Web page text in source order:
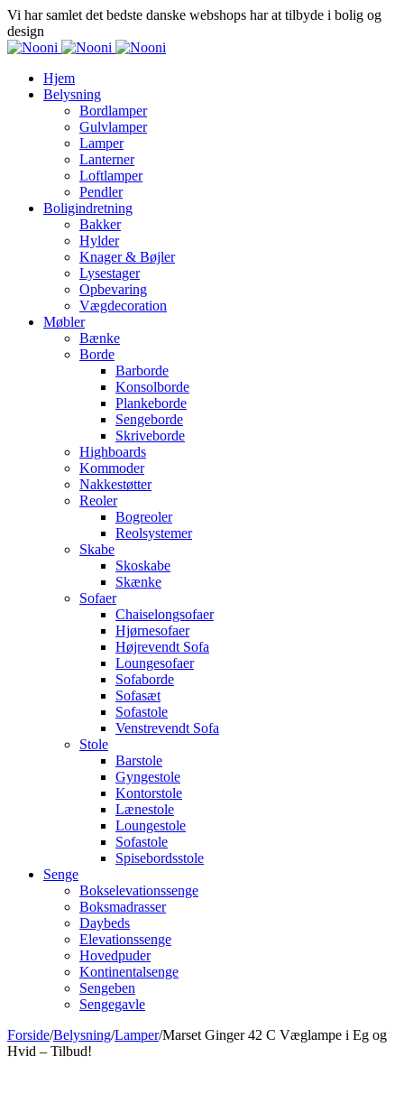
Vi har samlet det bedste danske webshops har at tilbyde i bolig og
design
Hjem
Belysning
Bordlamper
Gulvlamper
Lamper
Lanterner
Loftlamper
Pendler
Boligindretning
Bakker
Hylder
Knager & Bøjler
Lysestager
Opbevaring
Vægdecoration
Møbler
Bænke
Borde
Barborde
Konsolborde
Plankeborde
Sengeborde
Skriveborde
Highboards
Kommoder
Nakkestøtter
Reoler
Bogreoler
Reolsystemer
Skabe
Skoskabe
Skænke
Sofaer
Chaiselongsofaer
Hjørnesofaer
Højrevendt Sofa
Loungesofaer
Sofaborde
Sofasæt
Sofastole
Venstrevendt Sofa
Stole
Barstole
Gyngestole
Kontorstole
Lænestole
Loungestole
Sofastole
Spisebordsstole
Senge
Bokselevationssenge
Boksmadrasser
Daybeds
Elevationssenge
Hovedpuder
Kontinentalsenge
Sengeben
Sengegavle
Forside/Belysning/Lamper/Marset Ginger 42 C Væglampe i Eg og
Hvid – Tilbud!